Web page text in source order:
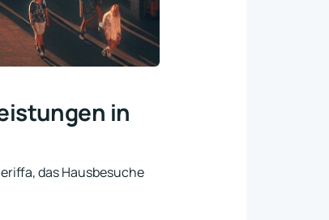
in
das Hausbesuche